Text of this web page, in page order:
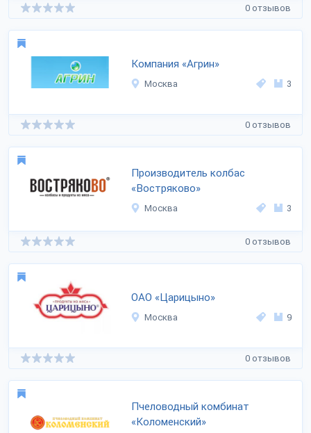
0 отзывов
Компания «Агрин»
Москва 3
0 отзывов
Производитель колбас
«Востряково»
Москва 3
0 отзывов
ОАО «Царицыно»
Москва 9
0 отзывов
Пчеловодный комбинат
«Коломенский»